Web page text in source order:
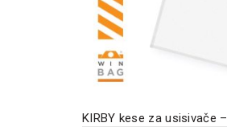
KIRBY kese za usisivače –